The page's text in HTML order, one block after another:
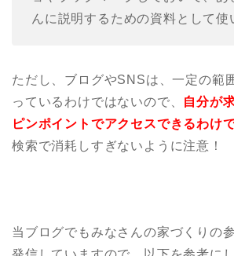
んに説明するための資料として使
ただし、ブログやSNSは、一定の範
っているわけではないので、 自分が
ピンポイントでアクセスできるわけ
検索で消耗しすぎないように注意！
当ブログでもみなさんの家づくりの